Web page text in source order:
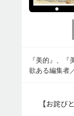
『美的』、
欲ある編集者
【お詫び